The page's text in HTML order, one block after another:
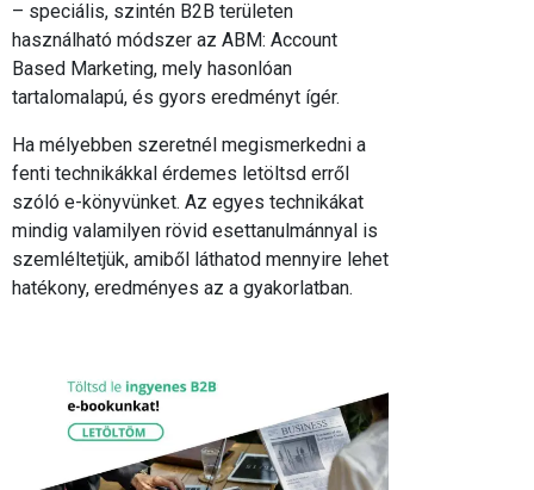
– speciális, szintén B2B területen
használható módszer az ABM: Account
Based Marketing, mely hasonlóan
tartalomalapú, és gyors eredményt ígér.
Ha mélyebben szeretnél megismerkedni a
fenti technikákkal érdemes letöltsd erről
szóló e-könyvünket. Az egyes technikákat
mindig valamilyen rövid esettanulmánnyal is
szemléltetjük, amiből láthatod mennyire lehet
hatékony, eredményes az a gyakorlatban.